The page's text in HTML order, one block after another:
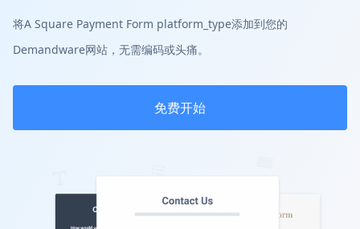
将A Square Payment Form platform_type添加到您的
Demandware网站，无需编码或头痛。
免费开始